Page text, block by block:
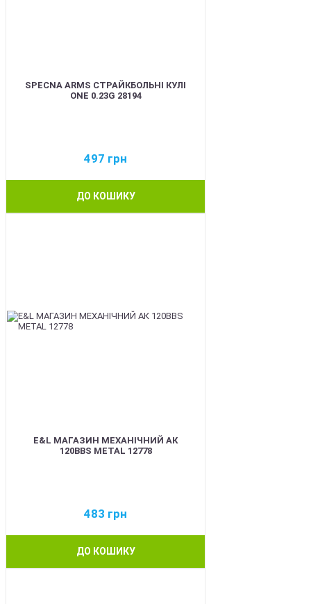
SPECNA ARMS СТРАЙКБОЛЬНІ КУЛІ
ONE 0.23G 28194
497 грн
ДО КОШИКУ
E&L МАГАЗИН МЕХАНІЧНИЙ АК
120BBS METAL 12778
483 грн
ДО КОШИКУ